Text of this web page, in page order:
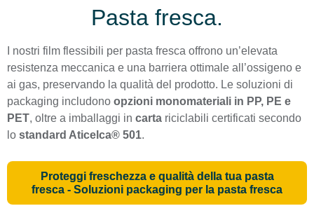
Pasta fresca.
I nostri film flessibili per pasta fresca offrono un’elevata
resistenza meccanica e una barriera ottimale all’ossigeno e
ai gas, preservando la qualità del prodotto. Le soluzioni di
packaging includono opzioni monomateriali in PP, PE e
PET, oltre a imballaggi in carta riciclabili certificati secondo
lo standard Aticelca® 501.
Proteggi freschezza e qualità della tua pasta
fresca - Soluzioni packaging per la pasta fresca